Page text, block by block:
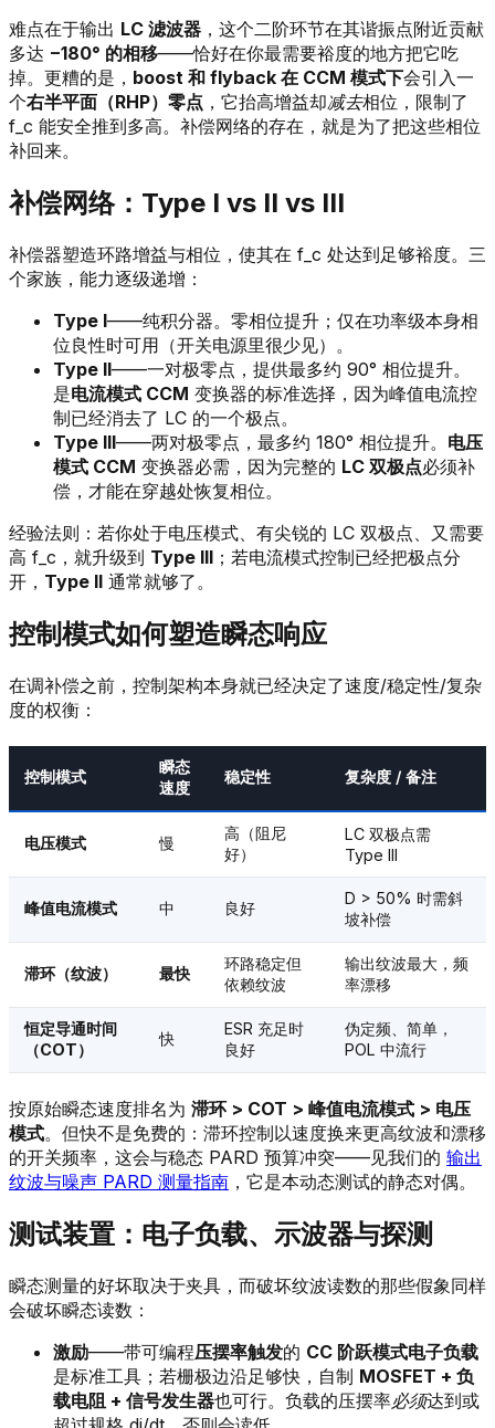
难点在于输出 LC 滤波器 ，这个二阶环节在其谐振点附近贡献
多达 −180° 的相移——恰好在你最需要裕度的地方把它吃
掉。更糟的是， boost 和 flyback 在 CCM 模式下会引入一
个右半平面（RHP）零点 ，它抬高增益却减去相位，限制了
f_c 能安全推到多高。补偿网络的存在，就是为了把这些相位
补回来。
补偿网络：Type I vs II vs III
补偿器塑造环路增益与相位，使其在 f_c 处达到足够裕度。三
个家族，能力逐级递增：
Type I——纯积分器。零相位提升；仅在功率级本身相
位良性时可用（开关电源里很少见）。
Type II——一对极零点，提供最多约 90° 相位提升。
是电流模式 CCM 变换器的标准选择，因为峰值电流控
制已经消去了 LC 的一个极点。
Type III——两对极零点，最多约 180° 相位提升。 电压
模式 CCM 变换器必需，因为完整的 LC 双极点必须补
偿，才能在穿越处恢复相位。
经验法则：若你处于电压模式、有尖锐的 LC 双极点、又需要
高 f_c，就升级到 Type III ；若电流模式控制已经把极点分
开， Type II 通常就够了。
控制模式如何塑造瞬态响应
在调补偿之前，控制架构本身就已经决定了速度/稳定性/复杂
度的权衡：
控制模式
瞬态
速度
稳定性 复杂度 / 备注
电压模式 慢
高（阻尼
好）
LC 双极点需
Type III
峰值电流模式 中 良好
D > 50% 时需斜
坡补偿
滞环（纹波） 最快
环路稳定但
依赖纹波
输出纹波最大，频
率漂移
恒定导通时间
（COT）
快
ESR 充足时
良好
伪定频、简单，
POL 中流行
按原始瞬态速度排名为 滞环 > COT > 峰值电流模式 > 电压
模式。但快不是免费的：滞环控制以速度换来更高纹波和漂移
的开关频率，这会与稳态 PARD 预算冲突——见我们的 输出
纹波与噪声 PARD 测量指南 ，它是本动态测试的静态对偶。
测试装置：电子负载、示波器与探测
瞬态测量的好坏取决于夹具，而破坏纹波读数的那些假象同样
会破坏瞬态读数：
激励——带可编程压摆率触发的 CC 阶跃模式电子负载
是标准工具；若栅极边沿足够快，自制 MOSFET + 负
载电阻 + 信号发生器也可行。负载的压摆率必须达到或